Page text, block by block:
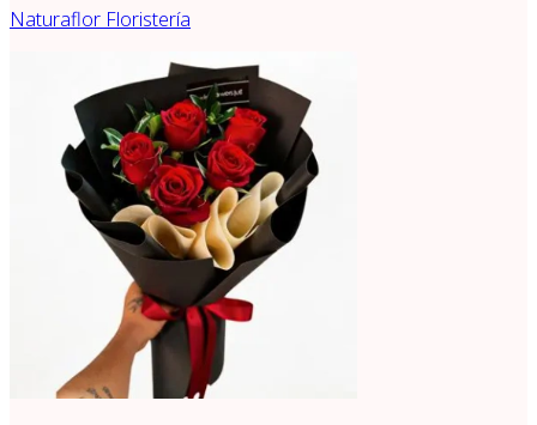
Naturaflor Floristería